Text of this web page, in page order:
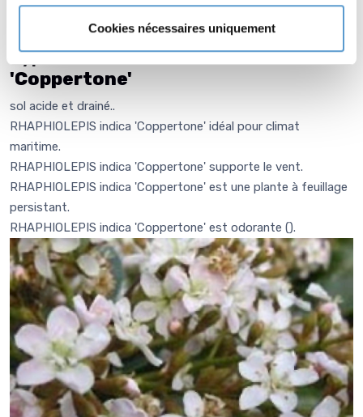
Cookies nécessaires uniquement
Complément : 0
Type de sol deRHAPHIOLEPIS indica
'Coppertone'
sol acide et drainé..
RHAPHIOLEPIS indica 'Coppertone' idéal pour climat
maritime.
RHAPHIOLEPIS indica 'Coppertone' supporte le vent.
RHAPHIOLEPIS indica 'Coppertone' est une plante à feuillage
persistant.
RHAPHIOLEPIS indica 'Coppertone' est odorante ().